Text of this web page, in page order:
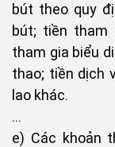
bút theo quy
bút; tiền tham
tham gia biểu
thao; tiền dịch
lao khác.
…
e) Các khoản